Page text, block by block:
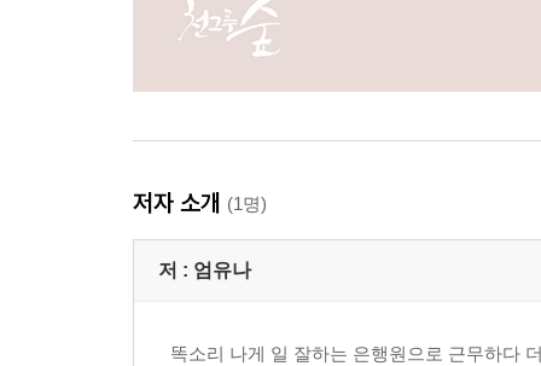
저자 소개 (1명)
저 : 엄유나
똑소리 나게 일 잘하는 은행원으로 근무하다